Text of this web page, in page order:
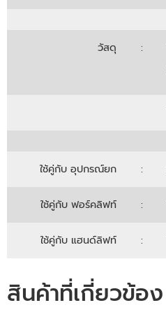
วัสดุ :
ใช้คู่กับ อุปกรณ์ยก :
ใช้คู่กับ ฟอร์คลิฟท์ :
ใช้คู่กับ แฮนด์ลิฟท์ :
สินค้าที่เกี่ยวข้อง